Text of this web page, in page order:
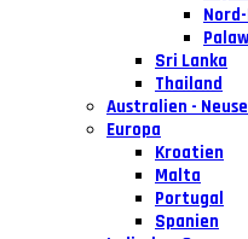
Sri Lanka
Thailand
Australien -
Europa
Kroatien
Malta
Portugal
Spanien